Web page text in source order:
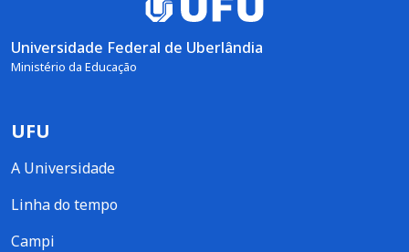
Universidade Federal de Uberlândia
Ministério da Educação
UFU
A Universidade
Linha do tempo
Campi